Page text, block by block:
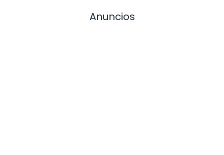
Anuncios